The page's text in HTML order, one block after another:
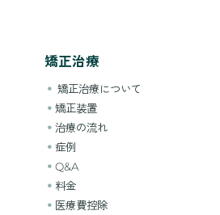
矯正治療
矯正治療について
矯正装置
治療の流れ
症例
Q&A
料金
医療費控除